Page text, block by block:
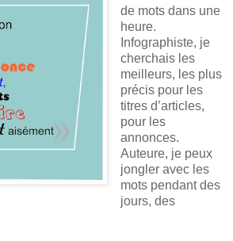
de mots dans une
heure.
Infographiste, je
cherchais les
meilleurs, les plus
précis pour les
titres d’articles,
pour les
annonces.
Auteure, je peux
jongler avec les
mots pendant des
jours, des